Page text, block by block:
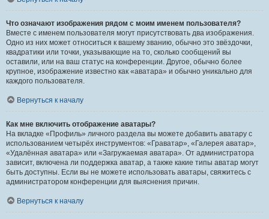
Что означают изображения рядом с моим именем пользователя?
Вместе с именем пользователя могут присутствовать два изображения.
Одно из них может относиться к вашему званию, обычно это звёздочки,
квадратики или точки, указывающие на то, сколько сообщений вы
оставили, или на ваш статус на конференции. Другое, обычно более
крупное, изображение известно как «аватара» и обычно уникально для
каждого пользователя.
Вернуться к началу
Как мне включить отображение аватары?
На вкладке «Профиль» личного раздела вы можете добавить аватару с
использованием четырёх инструментов: «Граватар», «Галерея аватар»,
«Удалённая аватара» или «Загружаемая аватара». От администратора
зависит, включена ли поддержка аватар, а также какие типы аватар могут
быть доступны. Если вы не можете использовать аватары, свяжитесь с
администратором конференции для выяснения причин.
Вернуться к началу